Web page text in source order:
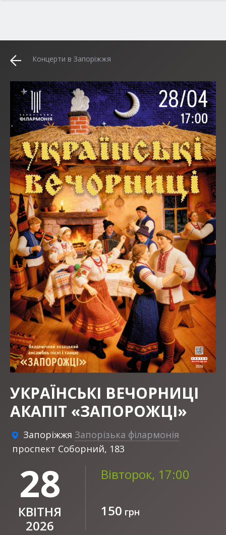
Концерти в Запоріжжя
УКРАЇНСЬКІ ВЕЧОРНИЦІ
АКАПІТ «ЗАПОРОЖЦІ»
Запоріжжя Запорізька філармонія
проспект Соборний, 183
28
КВІТНЯ
2026
Вівторок, 17:00
150 грн